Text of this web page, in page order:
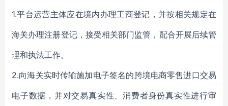
1.平台运营主体应在境内办理工商登记，并按相关规定在
海关办理注册登记，接受相关部门监管，配合开展后续管
理和执法工作。
2.向海关实时传输施加电子签名的跨境电商零售进口交易
电子数据，并对交易真实性、消费者身份真实性进行审